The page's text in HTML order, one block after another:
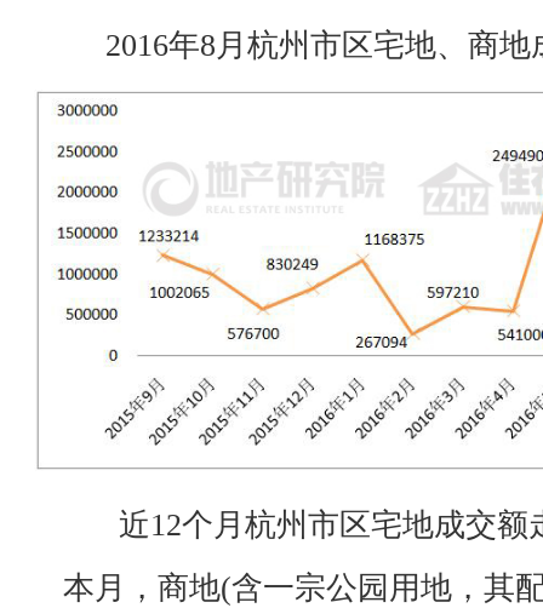
2016年8月杭州市区宅地、商
近12个月杭州市区宅地成交额
本月，商地(含一宗公园用地，其配